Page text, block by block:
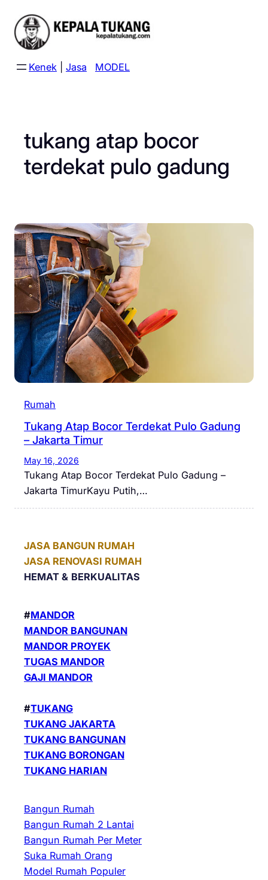
content
Kenek Jasa MODEL
tukang atap bocor
terdekat pulo gadung
Rumah
Tukang Atap Bocor Terdekat Pulo Gadung
– Jakarta Timur
May 16, 2026
Tukang Atap Bocor Terdekat Pulo Gadung –
Jakarta TimurKayu Putih,…
JASA BANGUN RUMAH
JASA RENOVASI RUMAH
HEMAT & BERKUALITAS
#MANDOR
MANDOR BANGUNAN
MANDOR PROYEK
TUGAS MANDOR
GAJI MANDOR
#TUKANG
TUKANG JAKARTA
TUKANG BANGUNAN
TUKANG BORONGAN
TUKANG HARIAN
Bangun Rumah
Bangun Rumah 2 Lantai
Bangun Rumah Per Meter
Suka Rumah Orang
Model Rumah Populer